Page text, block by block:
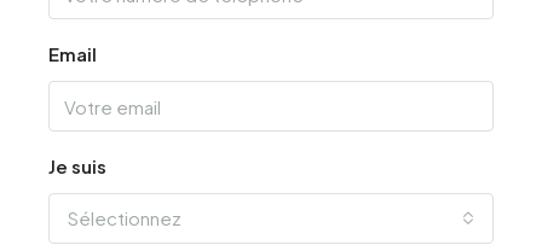
Email
Je suis
Sélectionnez